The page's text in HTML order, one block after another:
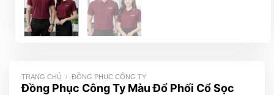
TRANG CHỦ / ĐỒNG PHỤC CÔNG TY
Đồng Phục Công Ty Màu Đổ Phối Cổ Sọc